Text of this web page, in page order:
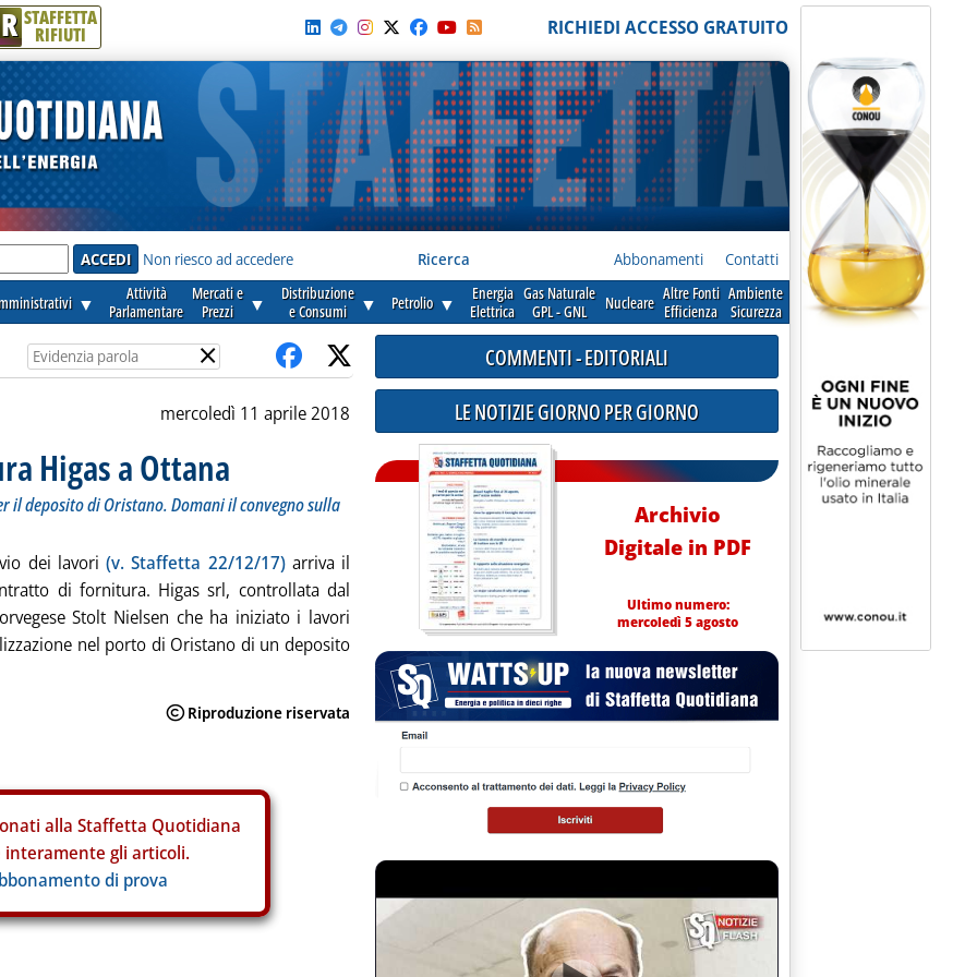
R STAFFETTA
RIFIUTI RICHIEDI ACCESSO GRATUITO
Non riesco ad accedere Ricerca Abbonamenti Contatti
▼
Attività
Parlamentare
Mercati e
Prezzi
▼
Distribuzione
e Consumi
▼ Petrolio ▼
Energia
Elettrica
Gas Naturale
GPL - GNL
Nucleare Altre Fonti
Efficienza
Ambiente
Sicurezza
×
mercoledì 11 aprile 2018
Higas a Ottana
il deposito di Oristano. Domani il convegno sulla
dei lavori (v. Staffetta 22/12/17)arriva il
di fornitura. Higas srl, controllata dal
Stolt Nielsen che ha iniziato i lavori
nel porto di Oristano di un deposito
alla Staffetta Quotidiana
interamente gli articoli.
di prova
COMMENTI - EDITORIALI
LE NOTIZIE GIORNO PER GIORNO
Archivio
Digitale in PDF
Ultimo numero:
mercoledì 5 agosto